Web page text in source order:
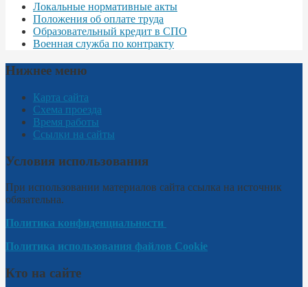
Локальные нормативные акты
Положения об оплате труда
Образовательный кредит в СПО
Военная служба по контракту
Нижнее меню
Карта сайта
Схема проезда
Время работы
Ссылки на сайты
Условия использования
При использовании материалов сайта ссылка на источник
обязательна.
Политика конфиденциальности
Политика использования файлов Cookie
Кто на сайте